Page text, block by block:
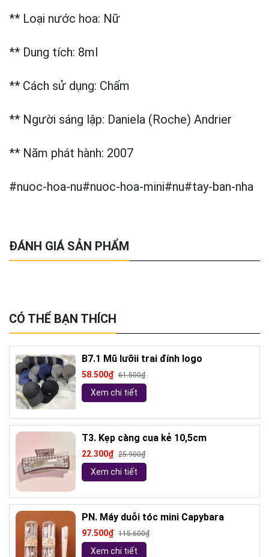
** Loại nước hoa: Nữ
** Dung tích: 8ml
** Cách sử dụng: Chấm
** Người sáng lập: Daniela (Roche) Andrier
** Năm phát hành: 2007
#nuoc-hoa-nu#nuoc-hoa-mini#nu#tay-ban-nha
ĐÁNH GIÁ SẢN PHẨM
CÓ THỂ BẠN THÍCH
B7.1 Mũ lưỡii trai đính logo
58.500₫ 61.500₫
Xem chi tiết
T3. Kẹp càng cua kẻ 10,5cm
22.300₫ 25.900₫
Xem chi tiết
PN. Máy duỗi tóc mini Capybara
97.500₫ 115.600₫
Xem chi tiết